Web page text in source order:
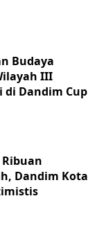
Budaya
III
di Dandim Cup
Dandim Kota